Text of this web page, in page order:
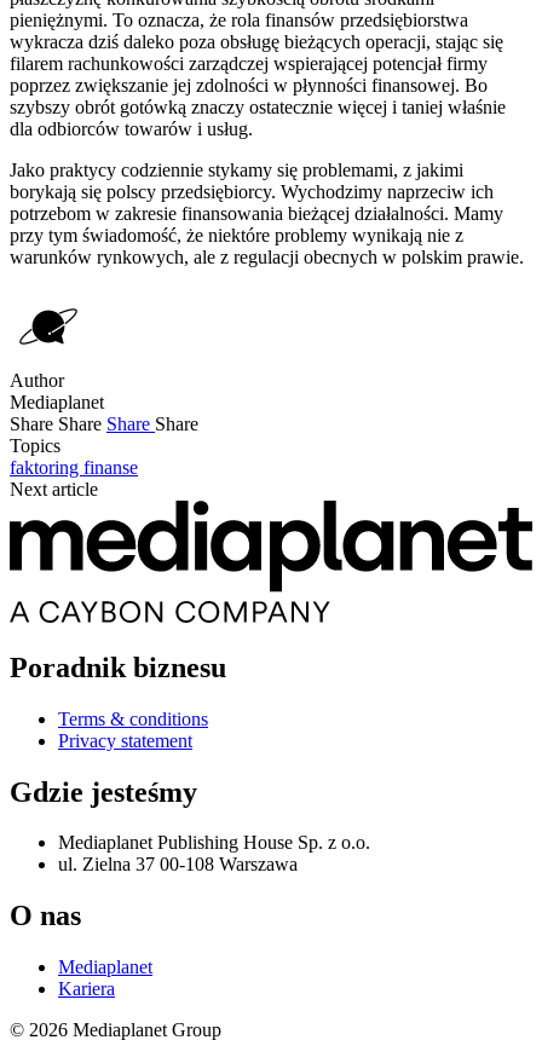
pieniężnymi. To oznacza, że rola finansów przedsiębiorstwa
wykracza dziś daleko poza obsługę bieżących operacji, stając się
filarem rachunkowości zarządczej wspierającej potencjał firmy
poprzez zwiększanie jej zdolności w płynności finansowej. Bo
szybszy obrót gotówką znaczy ostatecznie więcej i taniej właśnie
dla odbiorców towarów i usług.
Jako praktycy codziennie stykamy się problemami, z jakimi
borykają się polscy przedsiębiorcy. Wychodzimy naprzeciw ich
potrzebom w zakresie finansowania bieżącej działalności. Mamy
przy tym świadomość, że niektóre problemy wynikają nie z
warunków rynkowych, ale z regulacji obecnych w polskim prawie.
Author
Mediaplanet
Share Share Share Share
Topics
faktoring finanse
Next article
Poradnik biznesu
Terms & conditions
Privacy statement
Gdzie jesteśmy
Mediaplanet Publishing House Sp. z o.o.
ul. Zielna 37 00-108 Warszawa
O nas
Mediaplanet
Kariera
© 2026 Mediaplanet Group